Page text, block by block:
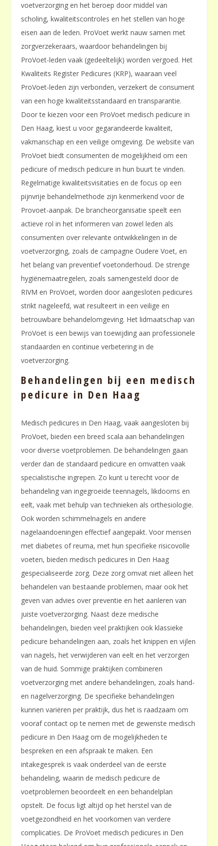
voetverzorging en het beroep door middel van
scholing, kwaliteitscontroles en het stellen van hoge
eisen aan de leden. ProVoet werkt nauw samen met
zorgverzekeraars, waardoor behandelingen bij
ProVoet-leden vaak (gedeeltelijk) worden vergoed. Het
Kwaliteits Register Pedicures (KRP), waaraan veel
ProVoet-leden zijn verbonden, verzekert de consument
van een hoge kwaliteitsstandaard en transparantie.
Door te kiezen voor een ProVoet medisch pedicure in
Den Haag, kiest u voor gegarandeerde kwaliteit,
vakmanschap en een veilige omgeving. De website van
ProVoet biedt consumenten de mogelijkheid om een
pedicure of medisch pedicure in hun buurt te vinden.
Regelmatige kwaliteitsvisitaties en de focus op een
pijnvrije behandelmethode zijn kenmerkend voor de
Provoet-aanpak. De brancheorganisatie speelt een
actieve rol in het informeren van zowel leden als
consumenten over relevante ontwikkelingen in de
voetverzorging, zoals de campagne Oudere Voet, en
het belang van preventief voetonderhoud. De strenge
hygiënemaatregelen, zoals samengesteld door de
RIVM en ProVoet, worden door aangesloten pedicures
strikt nageleefd, wat resulteert in een veilige en
betrouwbare behandelomgeving. Het lidmaatschap van
ProVoet is een bewijs van toewijding aan professionele
standaarden en continue verbetering in de
voetverzorging.
Behandelingen bij een medisch
pedicure in Den Haag
Medisch pedicures in Den Haag, vaak aangesloten bij
ProVoet, bieden een breed scala aan behandelingen
voor diverse voetproblemen. De behandelingen gaan
verder dan de standaard pedicure en omvatten vaak
specialistische ingrepen. Zo kunt u terecht voor de
behandeling van ingegroeide teennagels, likdoorns en
eelt, vaak met behulp van technieken als orthesiologie.
Ook worden schimmelnagels en andere
nagelaandoeningen effectief aangepakt. Voor mensen
met diabetes of reuma, met hun specifieke risicovolle
voeten, bieden medisch pedicures in Den Haag
gespecialiseerde zorg. Deze zorg omvat niet alleen het
behandelen van bestaande problemen, maar ook het
geven van advies over preventie en het aanleren van
juiste voetverzorging. Naast deze medische
behandelingen, bieden veel praktijken ook klassieke
pedicure behandelingen aan, zoals het knippen en vijlen
van nagels, het verwijderen van eelt en het verzorgen
van de huid. Sommige praktijken combineren
voetverzorging met andere behandelingen, zoals hand-
en nagelverzorging. De specifieke behandelingen
kunnen variëren per praktijk, dus het is raadzaam om
vooraf contact op te nemen met de gewenste medisch
pedicure in Den Haag om de mogelijkheden te
bespreken en een afspraak te maken. Een
intakegesprek is vaak onderdeel van de eerste
behandeling, waarin de medisch pedicure de
voetproblemen beoordeelt en een behandelplan
opstelt. De focus ligt altijd op het herstel van de
voetgezondheid en het voorkomen van verdere
complicaties. De ProVoet medisch pedicures in Den